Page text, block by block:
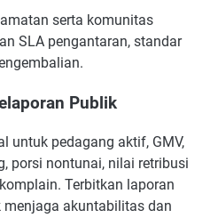
serta komunitas
SLA pengantaran, standar
Publik
untuk pedagang aktif, GMV,
porsi nontunai, nilai retribusi
Terbitkan laporan
akuntabilitas dan